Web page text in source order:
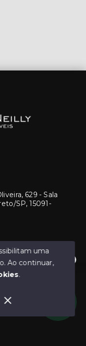
para te ajudar.
629 - Sala
SP, 15091-
uma
Ao continuar,
.